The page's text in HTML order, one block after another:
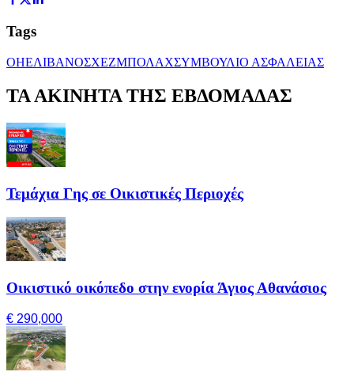
Tags
ΟΗΕΛΙΒΑΝΟΣΧΕΖΜΠΟΛΑΧΣΥΜΒΟΥΛΙΟ ΑΣΦΑΛΕΙΑΣ
ΤΑ ΑΚΙΝΗΤΑ ΤΗΣ ΕΒΔΟΜΑΔΑΣ
Τεμάχια Γης σε Οικιστικές Περιοχές
Οικιστικό οικόπεδο στην ενορία Άγιος Αθανάσιος
€ 290,000